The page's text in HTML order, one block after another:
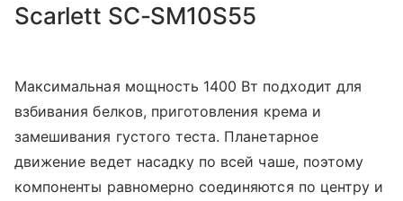
Scarlett SC-SM10S55
Максимальная мощность 1400 Вт подходит для
взбивания белков, приготовления крема и
замешивания густого теста. Планетарное
движение ведет насадку по всей чаше, поэтому
компоненты равномерно соединяются по центру и